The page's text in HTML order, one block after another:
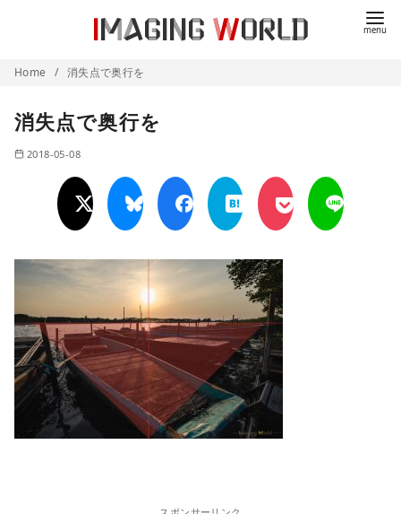
Home 消失点で奥行を
消失点で奥行を
2018-05-08